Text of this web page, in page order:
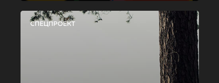
СПЕЦПРОЕКТ